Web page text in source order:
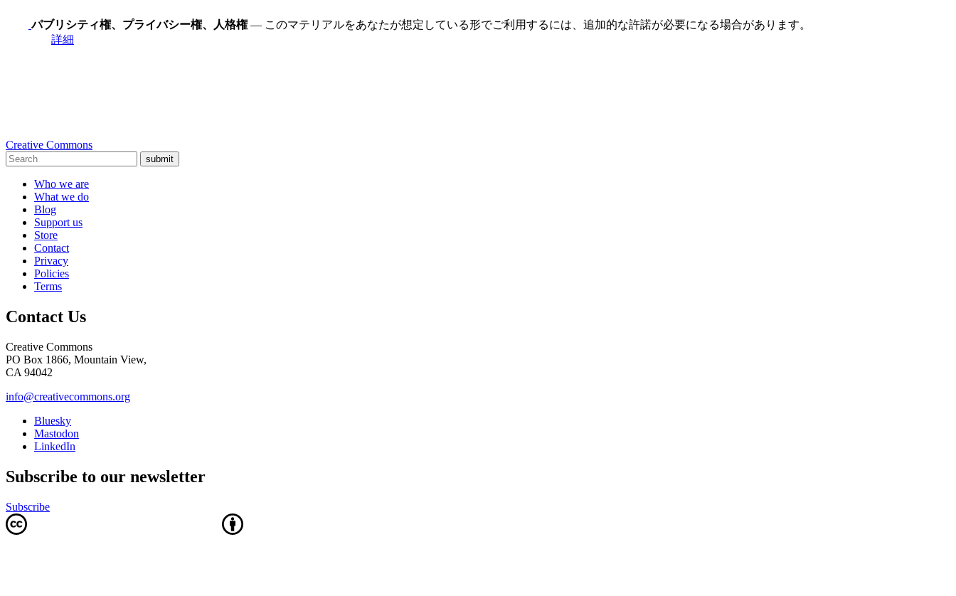
パブリシティ権、プライバシー権、人格権— このマテリアルをあなたが想定している形でご利用するには、追加的な許諾が必要になる場合があります。
詳細
Creative Commons
submit
Who we are
What we do
Blog
Support us
Store
Contact
Privacy
Policies
Terms
Contact Us
Creative Commons
PO Box 1866, Mountain View,
CA 94042
info@creativecommons.org
Bluesky
Mastodon
LinkedIn
Subscribe to our newsletter
Subscribe